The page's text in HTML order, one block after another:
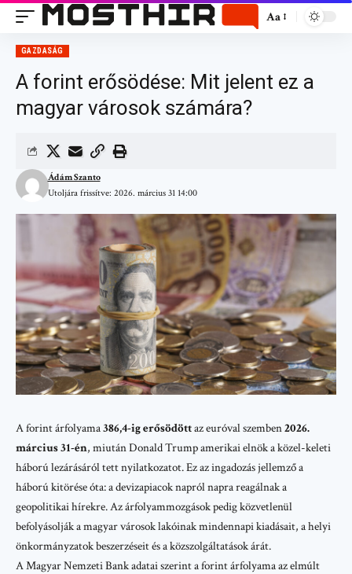
Aa
GAZDASÁG
A forint erősödése: Mit jelent ez a
magyar városok számára?
Utoljára frissítve: 2026. március 31 14:00
Ádám Szanto
A forint árfolyama386,4-ig erősödöttaz euróval szemben2026.
március 31-én, miutánDonald Trumpamerikai elnök a közel-keleti
háború lezárásáról tett nyilatkozatot. Ez az ingadozás jellemző a
háború kitörése óta: a devizapiacok napról napra reagálnak a
geopolitikai hírekre. Az árfolyammozgások pedig közvetlenül
befolyásolják a magyar városok lakóinak mindennapi kiadásait, a helyi
önkormányzatok beszerzéseit és a közszolgáltatások árát.
AMagyar Nemzeti Bankadatai szerint a forint árfolyama az elmúlt